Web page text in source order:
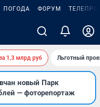
ПОГОДА ФОРУМ
1,3 млрд руб Льготный
новый Парк
— фоторепортаж